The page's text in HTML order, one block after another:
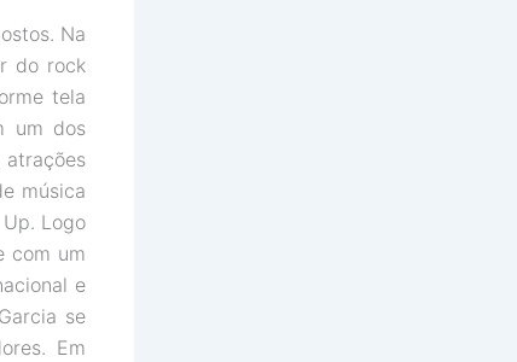
Na
do rock
tela
um dos
música
Logo
com um
e
se
Em